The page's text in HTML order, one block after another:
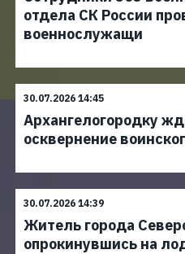
отдела СК России
военнослужащи
30.07.2026 14:45
Архангелогородку
осквернение
30.07.2026 14:39
Житель города
опрокинувшись на